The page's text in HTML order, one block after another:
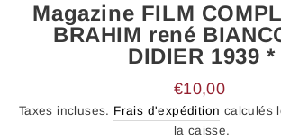
Magazine FILM
BRAHIM rené
DIDIER 1939 *
Prix
régulier
€10,00
Taxes incluses. Frais d'expédition calculés
la caisse.